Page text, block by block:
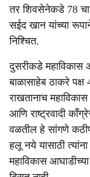
तर शिवसेनेकडे 78
सईद खान यांच्या
निश्चित.
दुसरीकडे महाविकास
बाळासाहेब ठाकरे
राखतानाच
आणि राष्ट्रवादी
वळतील हे सांगणे
हलू नये यासाठी
महाविकास